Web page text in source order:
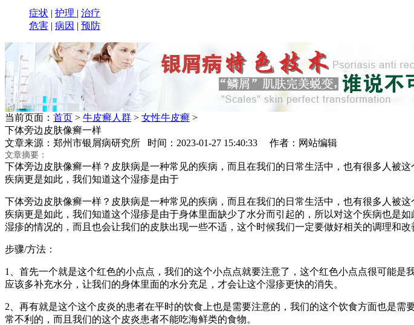
症状 | 护理 | 治疗
危害 | 病因 | 预防
当前页面： 首页 > 牛皮癣人群 > 女性牛皮癣 >
下体旁边皮肤像癣一样
文章来源：郑州市银屑病研究所 时间：2023-01-27 15:40:33 作者：网站编辑
文章摘要：
下体旁边皮肤像癣一样？皮肤病是一种常见的疾病，而且在我们的日常生活中，也有很多人被
疾病更是如此，我们知道这个湿疹是由于
下体旁边皮肤像癣一样？皮肤病是一种常见的疾病，而且在我们的日常生活中，也有很多人被
疾病更是如此，我们知道这个湿疹是由于身体里面缺少了水分而引起的，所以对这个疾病也是如
湿疹的情况的，而且也会让我们的皮肤出现一些不适，这个时候我们一定要做好相关的调理和
步骤/方法：
1、首先一个就是这个红色的小点点，我们的这个小点点就要注意了，这个红色小点点很可能
应该多补充水分，让我们的身体里面的水分充足，才会让这个湿疹更快的消失。
2、再有就是这个这个皮炎的患者在平时的饮食上也是需要注意的，我们的这个饮食方面也是
常不利的，而且我们的这个皮炎患者不能吃海鲜类的食物。